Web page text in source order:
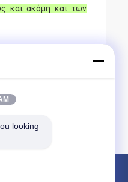
και ακόμη και των
σχολικών
looking